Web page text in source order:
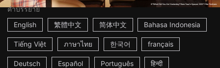
คำบรรยาย
English
繁體中文 简体中文 Bahasa Indonesia
Tiếng Việt ภาษาไทย 한국어 français
Deutsch Español Português हिन्दी